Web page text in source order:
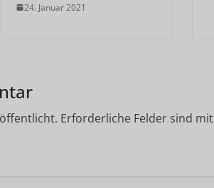
24. Januar 2021
Erforderliche Felder sind mit